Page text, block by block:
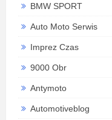
BMW SPORT
Auto Moto Serwis
Imprez Czas
9000 Obr
Antymoto
Automotiveblog